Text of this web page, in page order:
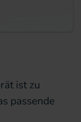
Seite
ist zu
passende